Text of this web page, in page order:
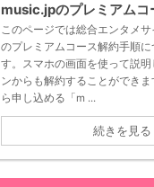
music.jpのプレミアムコ
このページでは総合エンタメサ
のプレミアムコース解約手順に
す。スマホの画面を使って説明
ンからも解約することができ
ら申し込める「m ...
続きを見る